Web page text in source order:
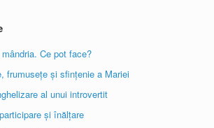
Ce pot face?
frumusețe și sfințenie a Mariei
al unui introvertit
și înălțare